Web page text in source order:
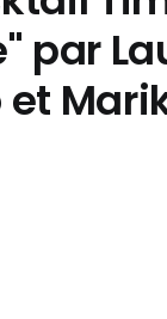
par
et